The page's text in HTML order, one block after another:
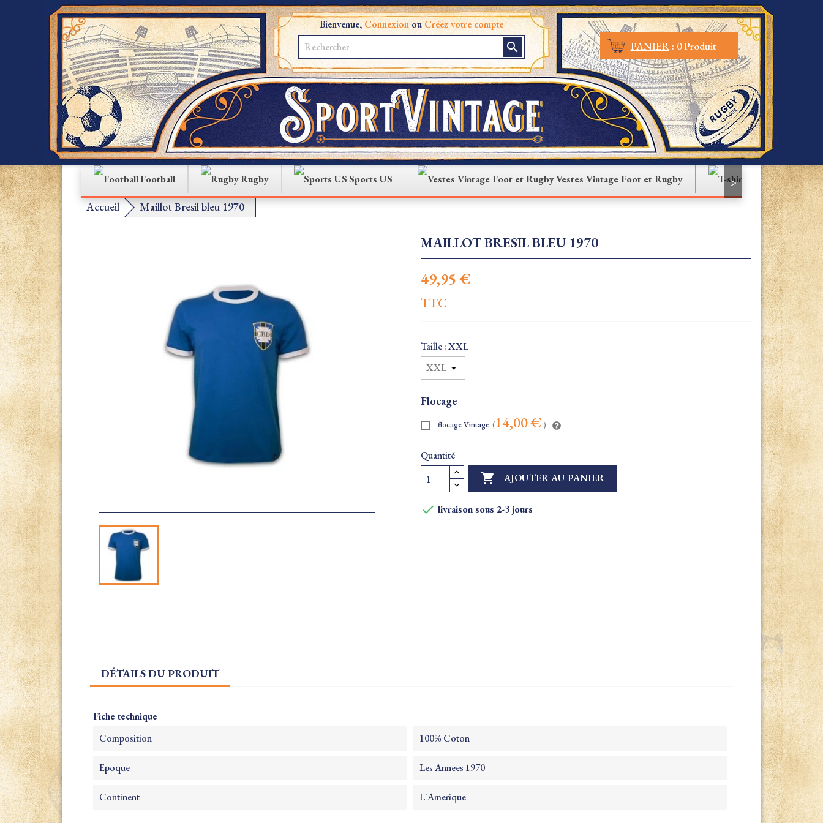
Bienvenue, ConnexionouCréez votre compte
search PANIER: 0 Produit
Football Rugby Sports US Vestes Vintage Foot et Rugby T-shirt
>
Accueil Maillot Bresil bleu 1970
MAILLOT BRESIL BLEU 1970
49,95 €
TTC
Taille : XXL
Flocage
flocage Vintage (14,00 € )
Quantité
 AJOUTER AU PANIER
 livraison sous 2-3 jours
DÉTAILS DU PRODUIT
Fiche technique
Composition 100% Coton
Epoque Les Annees 1970
Continent L'Amerique